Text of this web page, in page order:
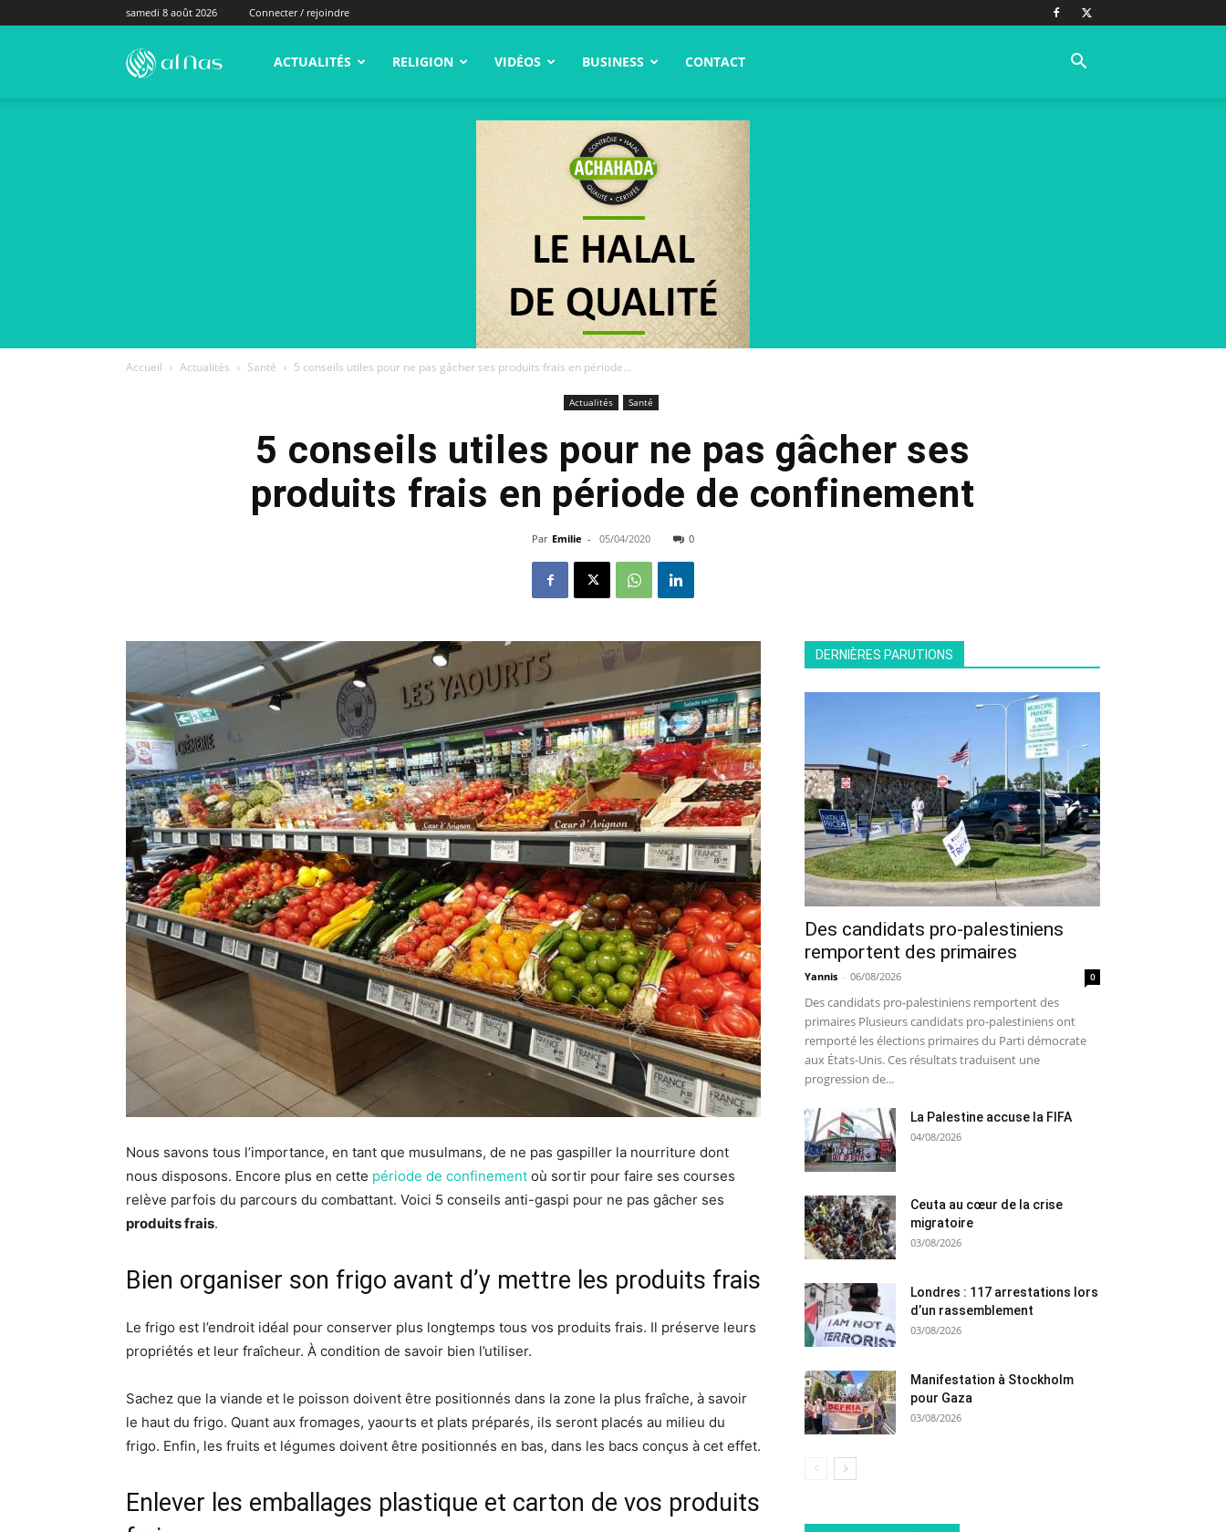
samedi 8 août 2026 Connecter / rejoindre
alNas.fr ACTUALITÉS RELIGION VIDÉOS BUSINESS CONTACT
Accueil Actualités Santé 5 conseils utiles pour ne pas gâcher ses produits frais en période...
Actualités Santé
5 conseils utiles pour ne pas gâcher ses
produits frais en période de confinement
Par Emilie - 05/04/2020 0
Nous savons tous l’importance, en tant que musulmans, de ne pas gaspiller la nourriture dont
nous disposons. Encore plus en cette période de confinement où sortir pour faire ses courses
relève parfois du parcours du combattant. Voici 5 conseils anti-gaspi pour ne pas gâcher ses
produits frais.
Bien organiser son frigo avant d’y mettre les produits frais
Le frigo est l’endroit idéal pour conserver plus longtemps tous vos produits frais. Il préserve leurs
propriétés et leur fraîcheur. À condition de savoir bien l’utiliser.
Sachez que la viande et le poisson doivent être positionnés dans la zone la plus fraîche, à savoir
le haut du frigo. Quant aux fromages, yaourts et plats préparés, ils seront placés au milieu du
frigo. Enfin, les fruits et légumes doivent être positionnés en bas, dans les bacs conçus à cet effet.
Enlever les emballages plastique et carton de vos produits
DERNIÈRES PARUTIONS
Des candidats pro-palestiniens
remportent des primaires
Yannis - 06/08/2026 0
Des candidats pro-palestiniens remportent des
primaires Plusieurs candidats pro-palestiniens ont
remporté les élections primaires du Parti démocrate
aux États-Unis. Ces résultats traduisent une
progression de...
La Palestine accuse la FIFA
04/08/2026
Ceuta au cœur de la crise
migratoire
03/08/2026
Londres : 117 arrestations lors
d’un rassemblement
03/08/2026
Manifestation à Stockholm
pour Gaza
03/08/2026